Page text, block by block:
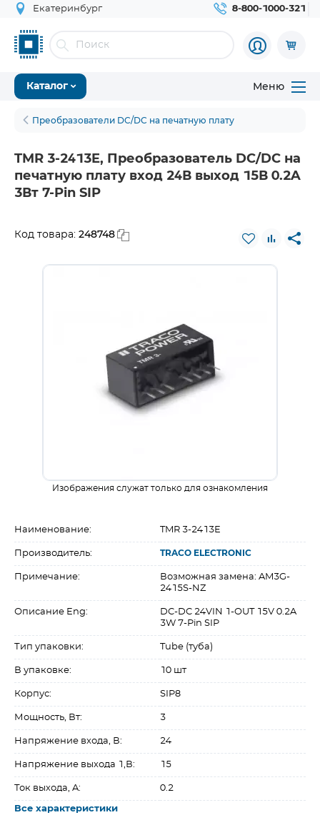
Екатеринбург 8-800-1000-321
Каталог Меню
Преобразователи DC/DC на печатную плату
TMR 3-2413E, Преобразователь DC/DC на
печатную плату вход 24В выход 15В 0.2A
3Вт 7-Pin SIP
Код товара: 248748
Изображения служат только для ознакомления
Наименование: TMR 3-2413E
Производитель: TRACO ELECTRONIC
Примечание:
Возможная замена: AM3G-
2415S-NZ
Описание Eng:
DC-DC 24VIN 1-OUT 15V 0.2A
3W 7-Pin SIP
Тип упаковки: Tube (туба)
В упаковке: 10 шт
Корпус: SIP8
Мощность, Вт: 3
Напряжение входа, В: 24
Напряжение выхода 1,В: 15
Ток выхода, A: 0.2
Все характеристики